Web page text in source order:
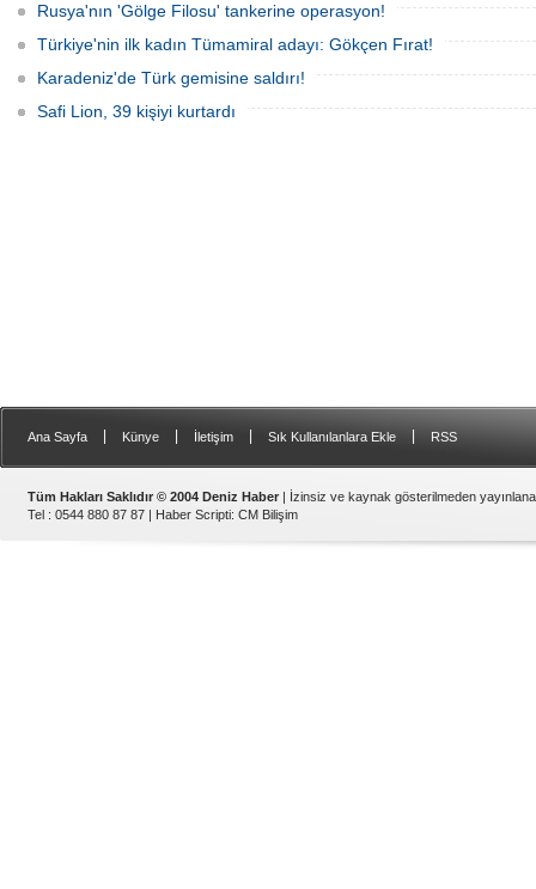
Rusya'nın 'Gölge Filosu' tankerine operasyon!
Türkiye'nin ilk kadın Tümamiral adayı: Gökçen Fırat!
Karadeniz'de Türk gemisine saldırı!
Safi Lion, 39 kişiyi kurtardı
Ana Sayfa Künye İletişim Sık Kullanılanlara Ekle RSS
Tüm Hakları Saklıdır © 2004 Deniz Haber | İzinsiz ve kaynak gösterilmeden
Tel : 0544 880 87 87 | Haber Scripti: CM Bilişim